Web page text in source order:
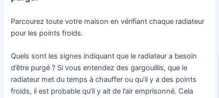
Parcourez toute votre maison en vérifiant chaque radiateur
pour les points froids.
Quels sont les signes indiquant que le radiateur a besoin
d’être purgé ? Si vous entendez des gargouillis, que le
radiateur met du temps à chauffer ou qu’il y a des points
froids, il est probable qu’il y ait de l’air emprisonné. Cela